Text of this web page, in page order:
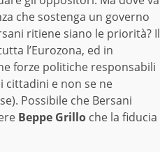
che sostenga un governo
ritiene siano le priorità? Il
l’Eurozona, ed in
forze politiche responsabili
cittadini e non se ne
Possibile che Bersani
Beppe Grillo che la fiducia